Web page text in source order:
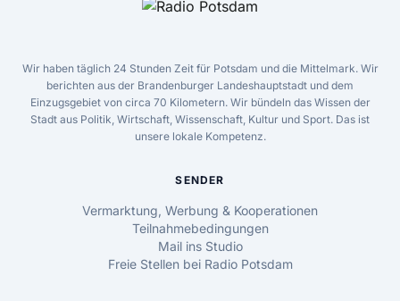
Wir haben täglich 24 Stunden Zeit für Potsdam und die Mittelmark. Wir
berichten aus der Brandenburger Landeshauptstadt und dem
Einzugsgebiet von circa 70 Kilometern. Wir bündeln das Wissen der
Stadt aus Politik, Wirtschaft, Wissenschaft, Kultur und Sport. Das ist
unsere lokale Kompetenz.
SENDER
Vermarktung, Werbung & Kooperationen
Teilnahmebedingungen
Mail ins Studio
Freie Stellen bei Radio Potsdam